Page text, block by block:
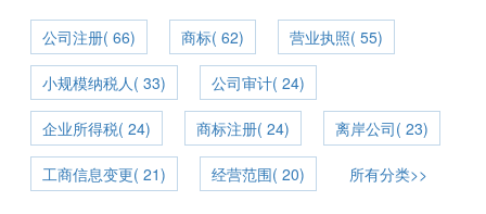
公司注册( 66) 商标( 62) 营业执照( 55)
小规模纳税人( 33) 公司审计( 24)
企业所得税( 24) 商标注册( 24) 离岸公司( 23)
工商信息变更( 21) 经营范围( 20) 所有分类>>